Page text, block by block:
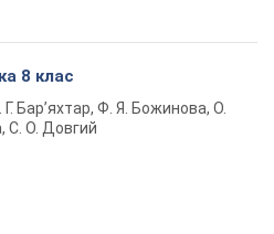
8 клас
Г. Бар’яхтар, Ф. Я. Божинова, О.
С. О. Довгий